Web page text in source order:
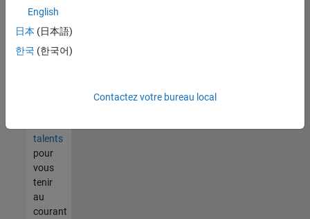
d'offre
corresponde
à vos
talents
pour
vous
tenir
au
courant
English
日本 (日本語)
한국 (한국어)
Contactez votre bureau local